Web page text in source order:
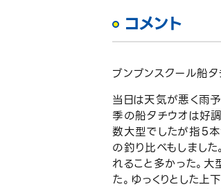
コメント
ブンブンスクール船
当日は天気が悪く雨
季の船タチウオは好
数大型でしたが指５
の釣り比べもしまし
れること多かった。
た。ゆっくりとした